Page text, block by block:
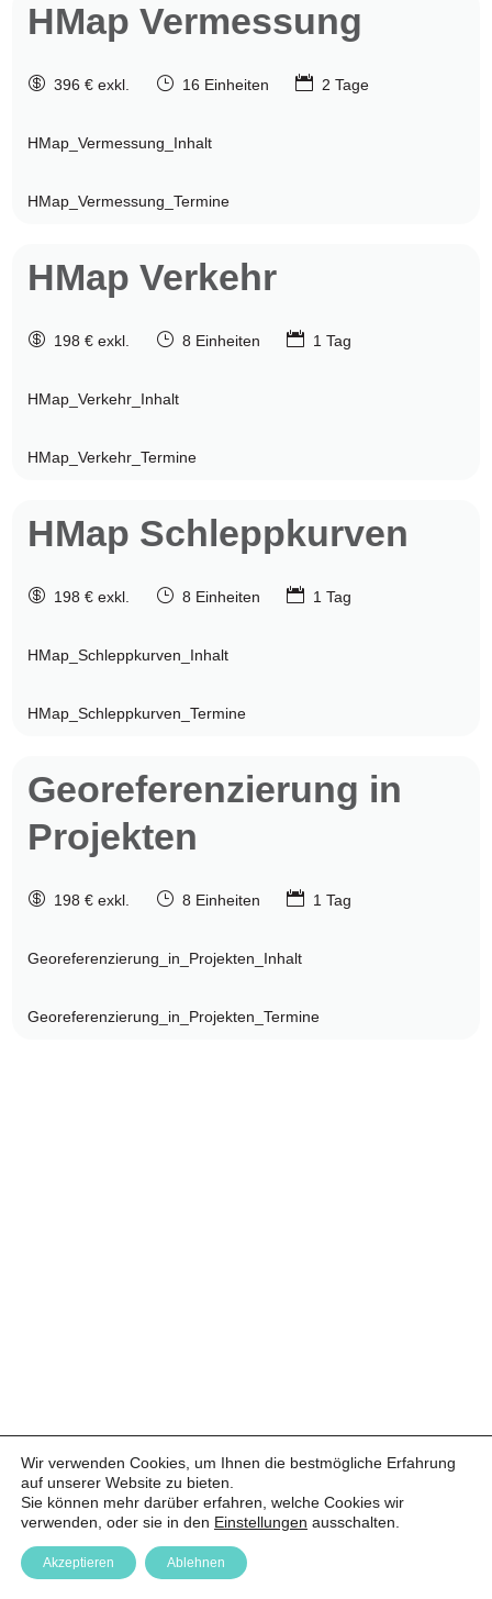
HMap Vermessung
396 € exkl. }16 Einheiten  2 Tage
HMap_Vermessung_Inhalt
HMap_Vermessung_Termine
HMap Verkehr
198 € exkl. }8 Einheiten  1 Tag
HMap_Verkehr_Inhalt
HMap_Verkehr_Termine
HMap Schleppkurven
198 € exkl. }8 Einheiten  1 Tag
HMap_Schleppkurven_Inhalt
HMap_Schleppkurven_Termine
Georeferenzierung in
Projekten
198 € exkl. }8 Einheiten  1 Tag
Georeferenzierung_in_Projekten_Inhalt
Georeferenzierung_in_Projekten_Termine
Wir verwenden Cookies, um Ihnen die bestmögliche Erfahrung
auf unserer Website zu bieten.
Sie können mehr darüber erfahren, welche Cookies wir
verwenden, oder sie in den Einstellungen ausschalten.
Akzeptieren Ablehnen